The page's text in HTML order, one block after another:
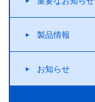
製品情報
お知らせ